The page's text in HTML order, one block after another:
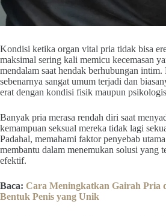
Kondisi ketika organ vital pria tidak bisa
maksimal sering kali memicu kecemasan
mendalam saat hendak berhubungan intim.
sebenarnya sangat umum terjadi dan
erat dengan kondisi fisik maupun
Banyak pria merasa rendah diri saat
kemampuan seksual mereka tidak lagi
Padahal, memahami faktor penyebab
membantu dalam menemukan solusi yang
efektif.
Baca: Cara Meningkatkan Gairah Pria
Bentuk Penis yang Unik